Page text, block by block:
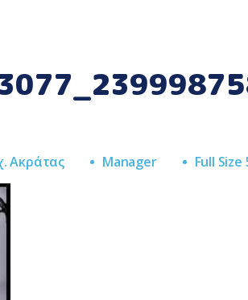
Ακράτας Manager
Full
Full Size